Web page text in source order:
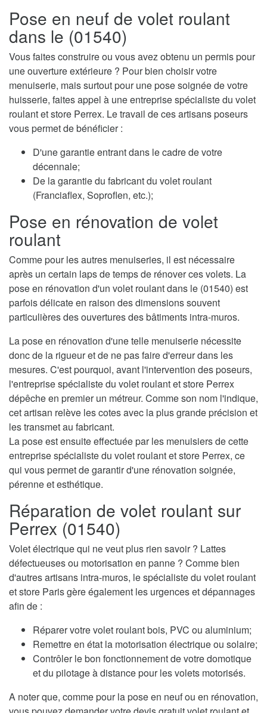
Pose en neuf de volet roulant
dans le (01540)
Vous faites construire ou vous avez obtenu un permis pour
une ouverture extérieure ? Pour bien choisir votre
menuiserie, mais surtout pour une pose soignée de votre
huisserie, faites appel à une entreprise spécialiste du volet
roulant et store Perrex. Le travail de ces artisans poseurs
vous permet de bénéficier :
D'une garantie entrant dans le cadre de votre
décennale;
De la garantie du fabricant du volet roulant
(Franciaflex, Soproflen, etc.);
Pose en rénovation de volet
roulant
Comme pour les autres menuiseries, il est nécessaire
après un certain laps de temps de rénover ces volets. La
pose en rénovation d'un volet roulant dans le (01540) est
parfois délicate en raison des dimensions souvent
particulières des ouvertures des bâtiments intra-muros.
La pose en rénovation d'une telle menuiserie nécessite
donc de la rigueur et de ne pas faire d'erreur dans les
mesures. C'est pourquoi, avant l'intervention des poseurs,
l'entreprise spécialiste du volet roulant et store Perrex
dépêche en premier un métreur. Comme son nom l'indique,
cet artisan relève les cotes avec la plus grande précision et
les transmet au fabricant.
La pose est ensuite effectuée par les menuisiers de cette
entreprise spécialiste du volet roulant et store Perrex, ce
qui vous permet de garantir d'une rénovation soignée,
pérenne et esthétique.
Réparation de volet roulant sur
Perrex (01540)
Volet électrique qui ne veut plus rien savoir ? Lattes
défectueuses ou motorisation en panne ? Comme bien
d'autres artisans intra-muros, le spécialiste du volet roulant
et store Paris gère également les urgences et dépannages
afin de :
Réparer votre volet roulant bois, PVC ou aluminium;
Remettre en état la motorisation électrique ou solaire;
Contrôler le bon fonctionnement de votre domotique
et du pilotage à distance pour les volets motorisés.
A noter que, comme pour la pose en neuf ou en rénovation,